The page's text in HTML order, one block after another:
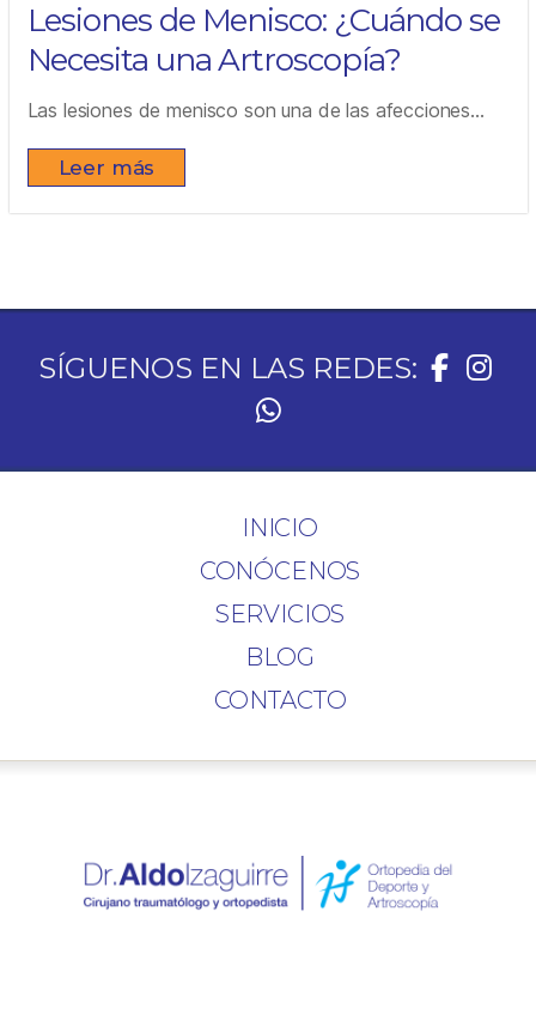
Lesiones de Menisco: ¿Cuándo se
Necesita una Artroscopía?
Las lesiones de menisco son una de las afecciones...
Leer más
SÍGUENOS EN LAS REDES:
INICIO
CONÓCENOS
SERVICIOS
BLOG
CONTACTO